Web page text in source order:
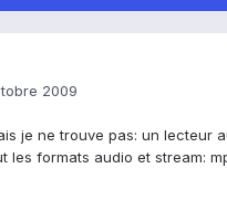
2009
je ne trouve pas: un lecteur
les formats audio et stream: